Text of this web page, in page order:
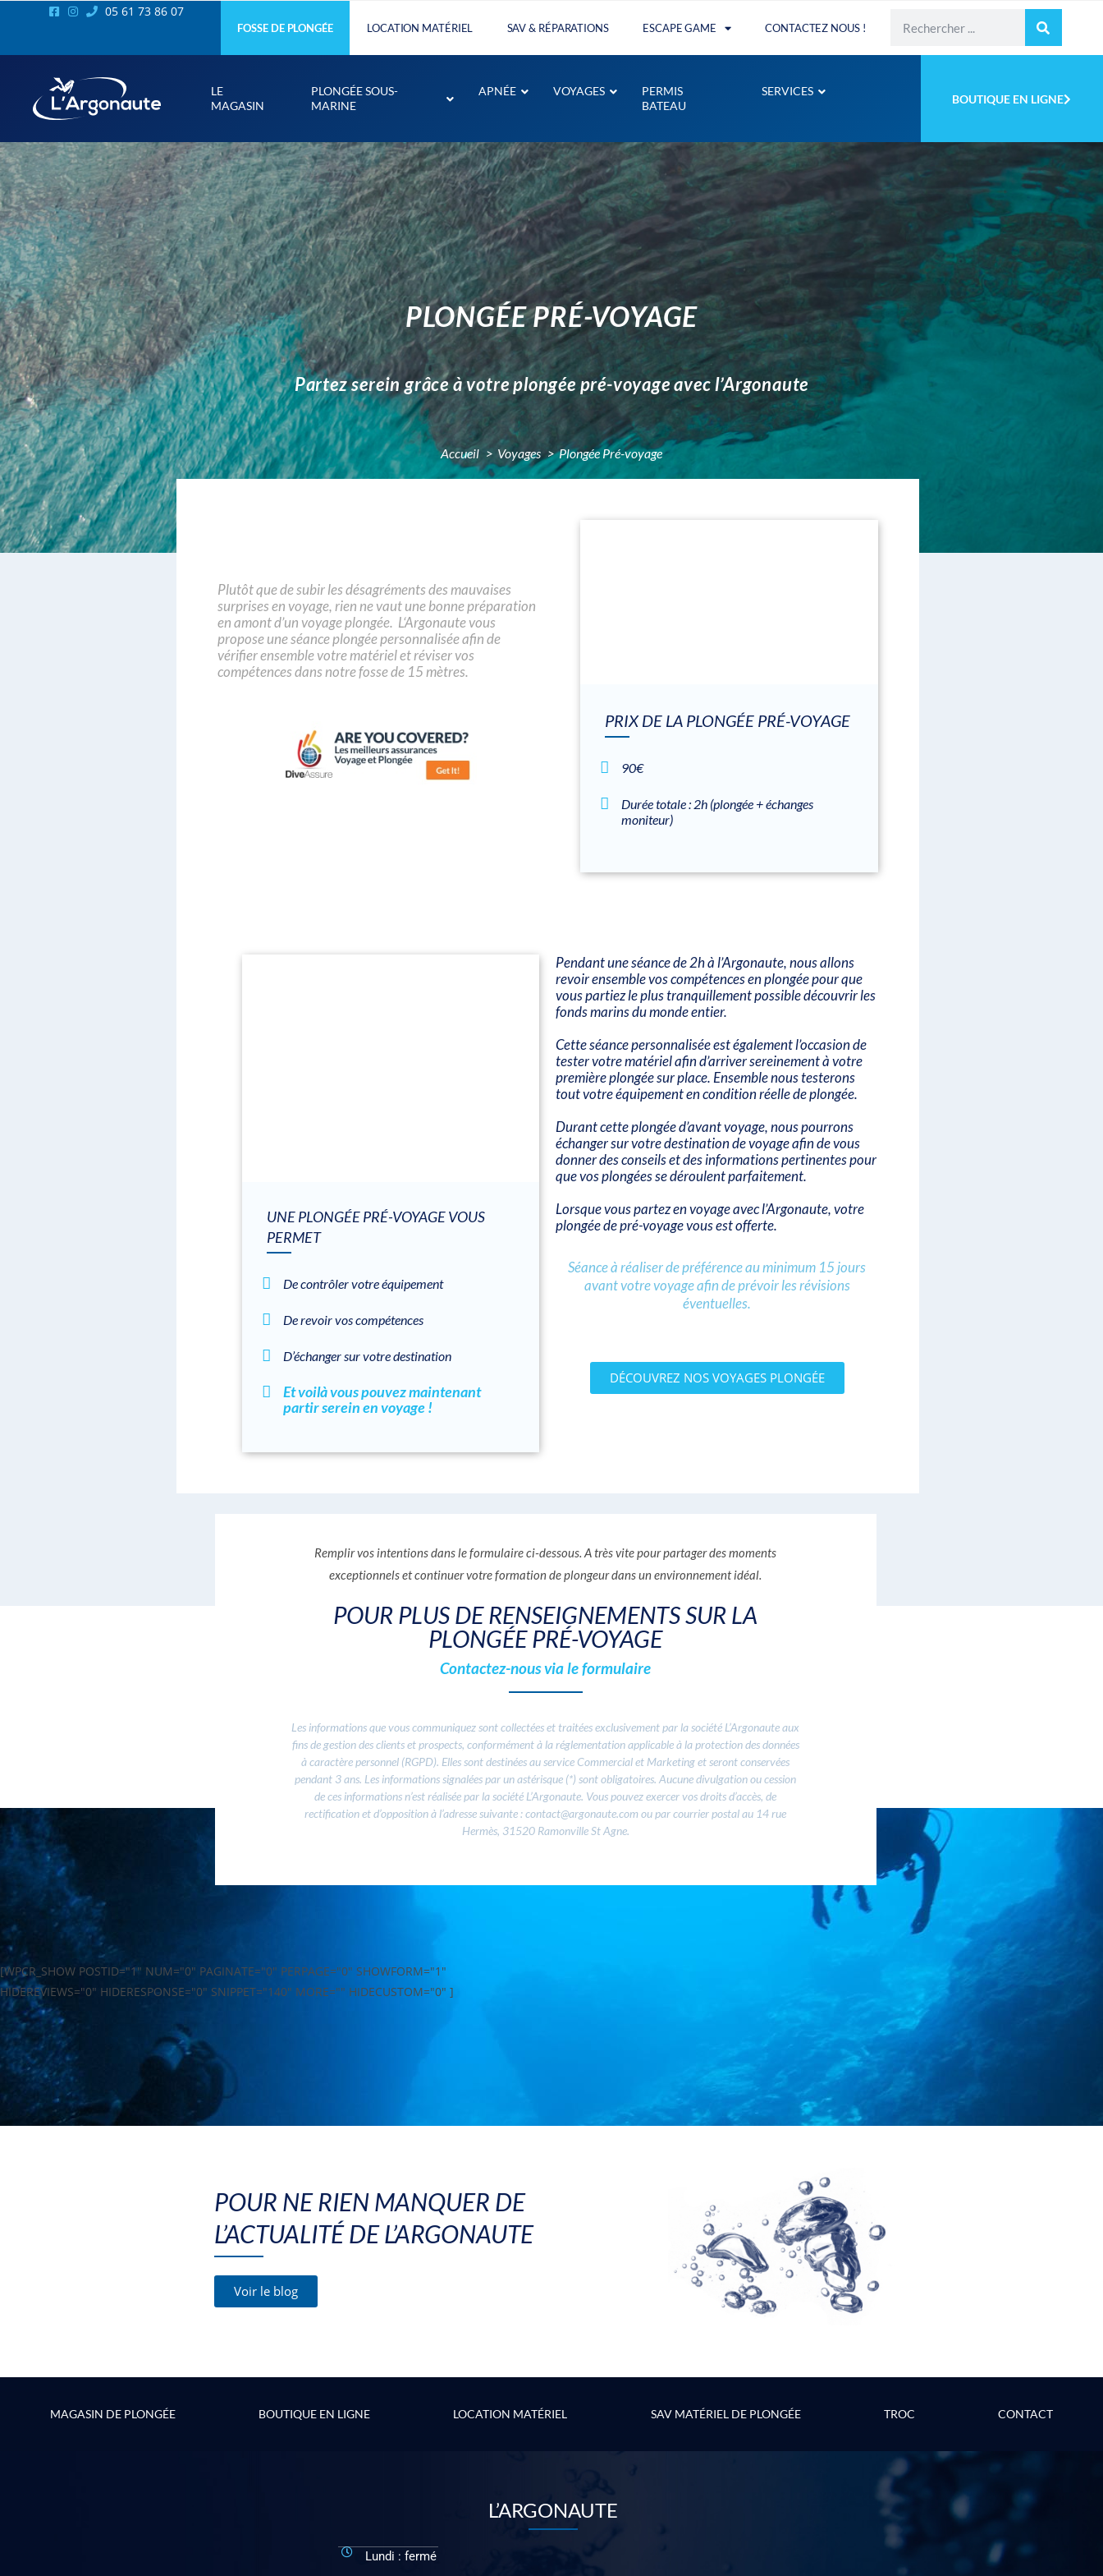
05 61 73 86 07
FOSSE DE PLONGÉE LOCATION MATÉRIEL SAV & RÉPARATIONS ESCAPE GAME CONTACTEZ NOUS !
LE
MAGASIN
PLONGÉE SOUS-
MARINE
APNÉE VOYAGES
PERMIS
BATEAU
SERVICES
BOUTIQUE EN LIGNE
PLONGÉE PRÉ-VOYAGE
Partez serein grâce à votre plongée pré-voyage avec l’Argonaute
Accueil Voyages Plongée Pré-voyage
Plutôt que de subir les désagréments des mauvaises
surprises en voyage, rien ne vaut une bonne préparation
en amont d’un voyage plongée. L‘Argonaute vous
propose une séance plongée personnalisée afin de
vérifier ensemble votre matériel et réviser vos
compétences dans notre fosse de 15 mètres.
PRIX DE LA PLONGÉE PRÉ-VOYAGE
90€
Durée totale : 2h (plongée + échanges
moniteur)
UNE PLONGÉE PRÉ-VOYAGE VOUS
PERMET
De contrôler votre équipement
De revoir vos compétences
D’échanger sur votre destination
Et voilà vous pouvez maintenant
partir serein en voyage !
Pendant une séance de 2h à l’Argonaute, nous allons
revoir ensemble vos compétences en plongée pour que
vous partiez le plus tranquillement possible découvrir les
fonds marins du monde entier.
Cette séance personnalisée est également l’occasion de
tester votre matériel afin d’arriver sereinement à votre
première plongée sur place. Ensemble nous testerons
tout votre équipement en condition réelle de plongée.
Durant cette plongée d’avant voyage, nous pourrons
échanger sur votre destination de voyage afin de vous
donner des conseils et des informations pertinentes pour
que vos plongées se déroulent parfaitement.
Lorsque vous partez en voyage avec l’Argonaute, votre
plongée de pré-voyage vous est offerte.
Séanceà réaliser de préférence au minimum 15 jours
avant votre voyage afin de prévoir les révisions
éventuelles.
DÉCOUVREZ NOS VOYAGES PLONGÉE
Remplir vos intentions dans le formulaire ci-dessous. A très vite pour partager des moments
exceptionnels et continuer votre formation de plongeur dans un environnement idéal.
POUR PLUS DE RENSEIGNEMENTS SUR LA
PLONGÉE PRÉ-VOYAGE
Contactez-nous via le formulaire
Les informations que vous communiquez sont collectées et traitées exclusivement par la société L’Argonaute aux
fins de gestion des clients et prospects, conformément à la réglementation applicable à la protection des données
à caractère personnel (RGPD). Elles sont destinées au service Commercial et Marketing et seront conservées
pendant 3 ans. Les informations signalées par un astérisque (*) sont obligatoires. Aucune divulgation ou cession
de ces informations n’est réalisée par la société L’Argonaute. Vous pouvez exercer vos droits d’accès, de
rectification et d’opposition à l’adresse suivante :contact@argonaute.com ou par courrier postal au 14 rue
Hermès, 31520 Ramonville St Agne.
[WPCR_SHOW POSTID="1" NUM="0" PAGINATE="0" PERPAGE="0" SHOWFORM="1"
HIDEREVIEWS="0" HIDERESPONSE="0" SNIPPET="140" MORE="" HIDECUSTOM="0" ]
POUR NE RIEN MANQUER DE
L’ACTUALITÉ DE L’ARGONAUTE
Voir le blog
MAGASIN DE PLONGÉE BOUTIQUE EN LIGNE LOCATION MATÉRIEL SAV MATÉRIEL DE PLONGÉE TROC CONTACT
L’ARGONAUTE
Lundi : fermé